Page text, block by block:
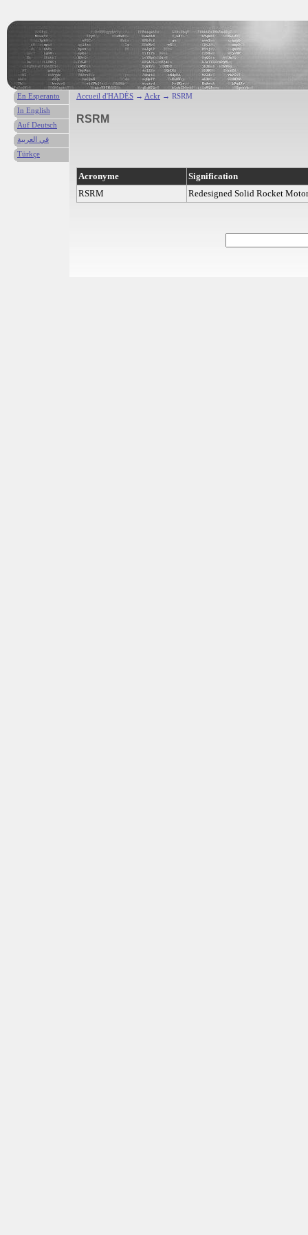
Accueil d'HADÈS → Ackr → RSRM
RSRM
Acronyme
Signification
RSRM
Redesigned Solid Rocket Motor
En Esperanto
In English
Auf Deutsch
في العربية
Türkçe